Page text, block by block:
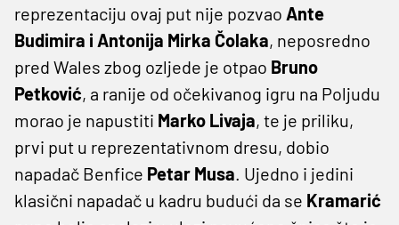
reprezentaciju ovaj put nije pozvao Ante
Budimira i Antonija Mirka Čolaka, neposredno
pred Wales zbog ozljede je otpao Bruno
Petković, a ranije od očekivanog igru na Poljudu
morao je napustiti Marko Livaja, te je priliku,
prvi put u reprezentativnom dresu, dobio
napadač Benfice Petar Musa . Ujedno i jedini
klasični napadač u kadru budući da se Kramarić